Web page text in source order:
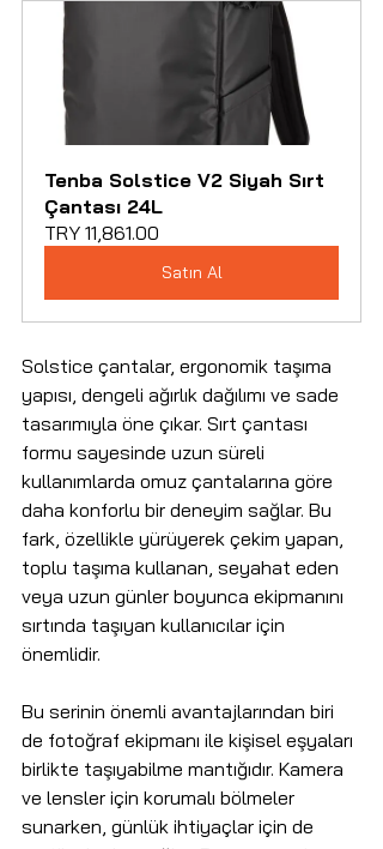
Tenba Solstice V2 Siyah Sırt
Çantası 24L
TRY 11,861.00
Satın Al
Solstice çantalar, ergonomik taşıma
yapısı, dengeli ağırlık dağılımı ve sade
tasarımıyla öne çıkar. Sırt çantası
formu sayesinde uzun süreli
kullanımlarda omuz çantalarına göre
daha konforlu bir deneyim sağlar. Bu
fark, özellikle yürüyerek çekim yapan,
toplu taşıma kullanan, seyahat eden
veya uzun günler boyunca ekipmanını
sırtında taşıyan kullanıcılar için
önemlidir.
Bu serinin önemli avantajlarından biri
de fotoğraf ekipmanı ile kişisel eşyaları
birlikte taşıyabilme mantığıdır. Kamera
ve lensler için korumalı bölmeler
sunarken, günlük ihtiyaçlar için de